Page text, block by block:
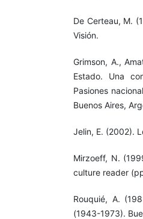
De Certeau, M.
Visión.
Grimson, A.,
Estado. Una
Pasiones
Buenos Aires,
Jelin, E. (2002).
Mirzoeff, N.
culture reader
Rouquié, A.
(1943-1973).